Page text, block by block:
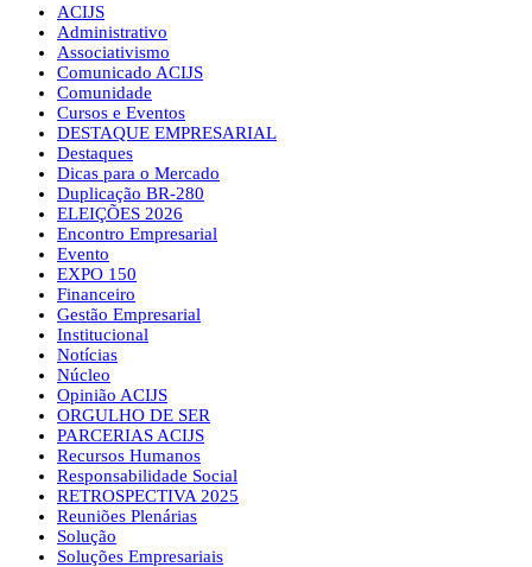
ACIJS
Administrativo
Associativismo
Comunicado ACIJS
Comunidade
Cursos e Eventos
DESTAQUE EMPRESARIAL
Destaques
Dicas para o Mercado
Duplicação BR-280
ELEIÇÕES 2026
Encontro Empresarial
Evento
EXPO 150
Financeiro
Gestão Empresarial
Institucional
Notícias
Núcleo
Opinião ACIJS
ORGULHO DE SER
PARCERIAS ACIJS
Recursos Humanos
Responsabilidade Social
RETROSPECTIVA 2025
Reuniões Plenárias
Solução
Soluções Empresariais